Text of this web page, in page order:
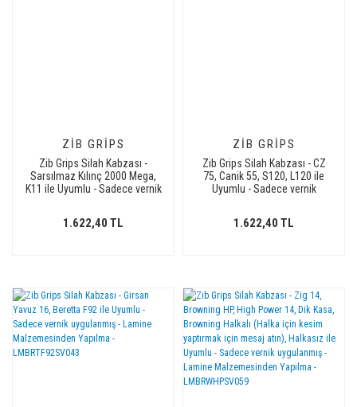
ZIB GRIPS
Zib Grips Silah Kabzası -
Sarsılmaz Kılınç 2000 Mega,
K11 ile Uyumlu - Sadece vernik
LMSRSMEGASV006
1.622,40 TL
ZIB GRIPS
Zib Grips Silah Kabzası - CZ
75, Canik 55, S120, L120 ile
Uyumlu - Sadece vernik
LMCZ75SV077
1.622,40 TL